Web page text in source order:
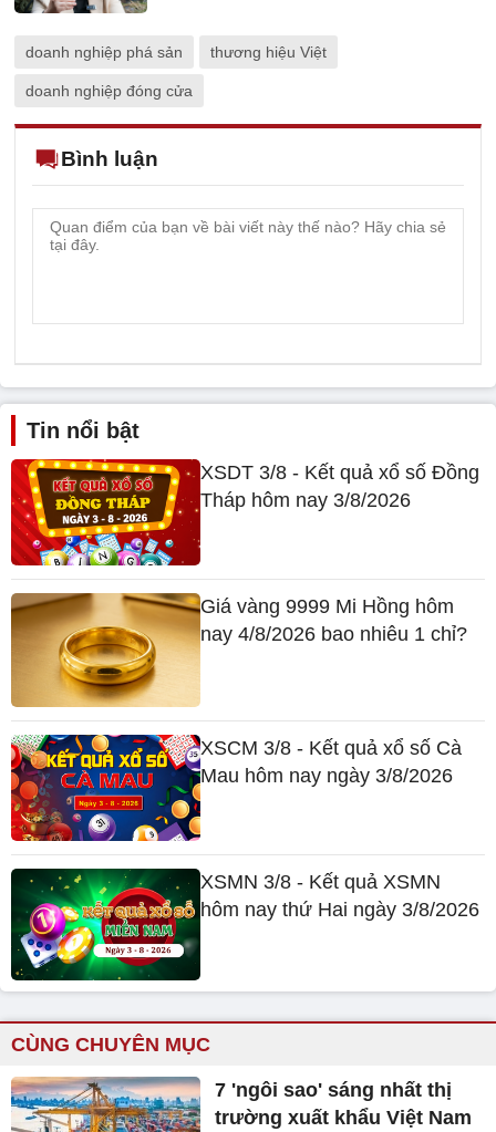
doanh nghiệp phá sản thương hiệu Việt
doanh nghiệp đóng cửa
Bình luận
Tin nổi bật
XSDT 3/8 - Kết quả xổ số Đồng
Tháp hôm nay 3/8/2026
Giá vàng 9999 Mi Hồng hôm
nay 4/8/2026 bao nhiêu 1 chỉ?
XSCM 3/8 - Kết quả xổ số Cà
Mau hôm nay ngày 3/8/2026
XSMN 3/8 - Kết quả XSMN
hôm nay thứ Hai ngày 3/8/2026
CÙNG CHUYÊN MỤC
7 'ngôi sao' sáng nhất thị
trường xuất khẩu Việt Nam